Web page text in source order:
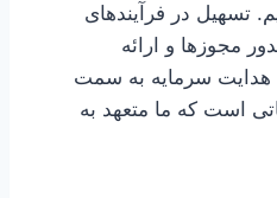
تسهیل در فرآیندهای
مجوزها و ارائه
سرمایه به سمت
است که ما متعهد به